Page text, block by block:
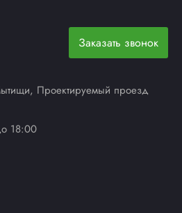
Заказать звонок
Проектируемый проезд
18:00